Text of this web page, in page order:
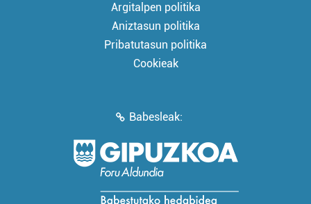
Argitalpen politika
Aniztasun politika
Pribatutasun politika
Cookieak
Babesleak: